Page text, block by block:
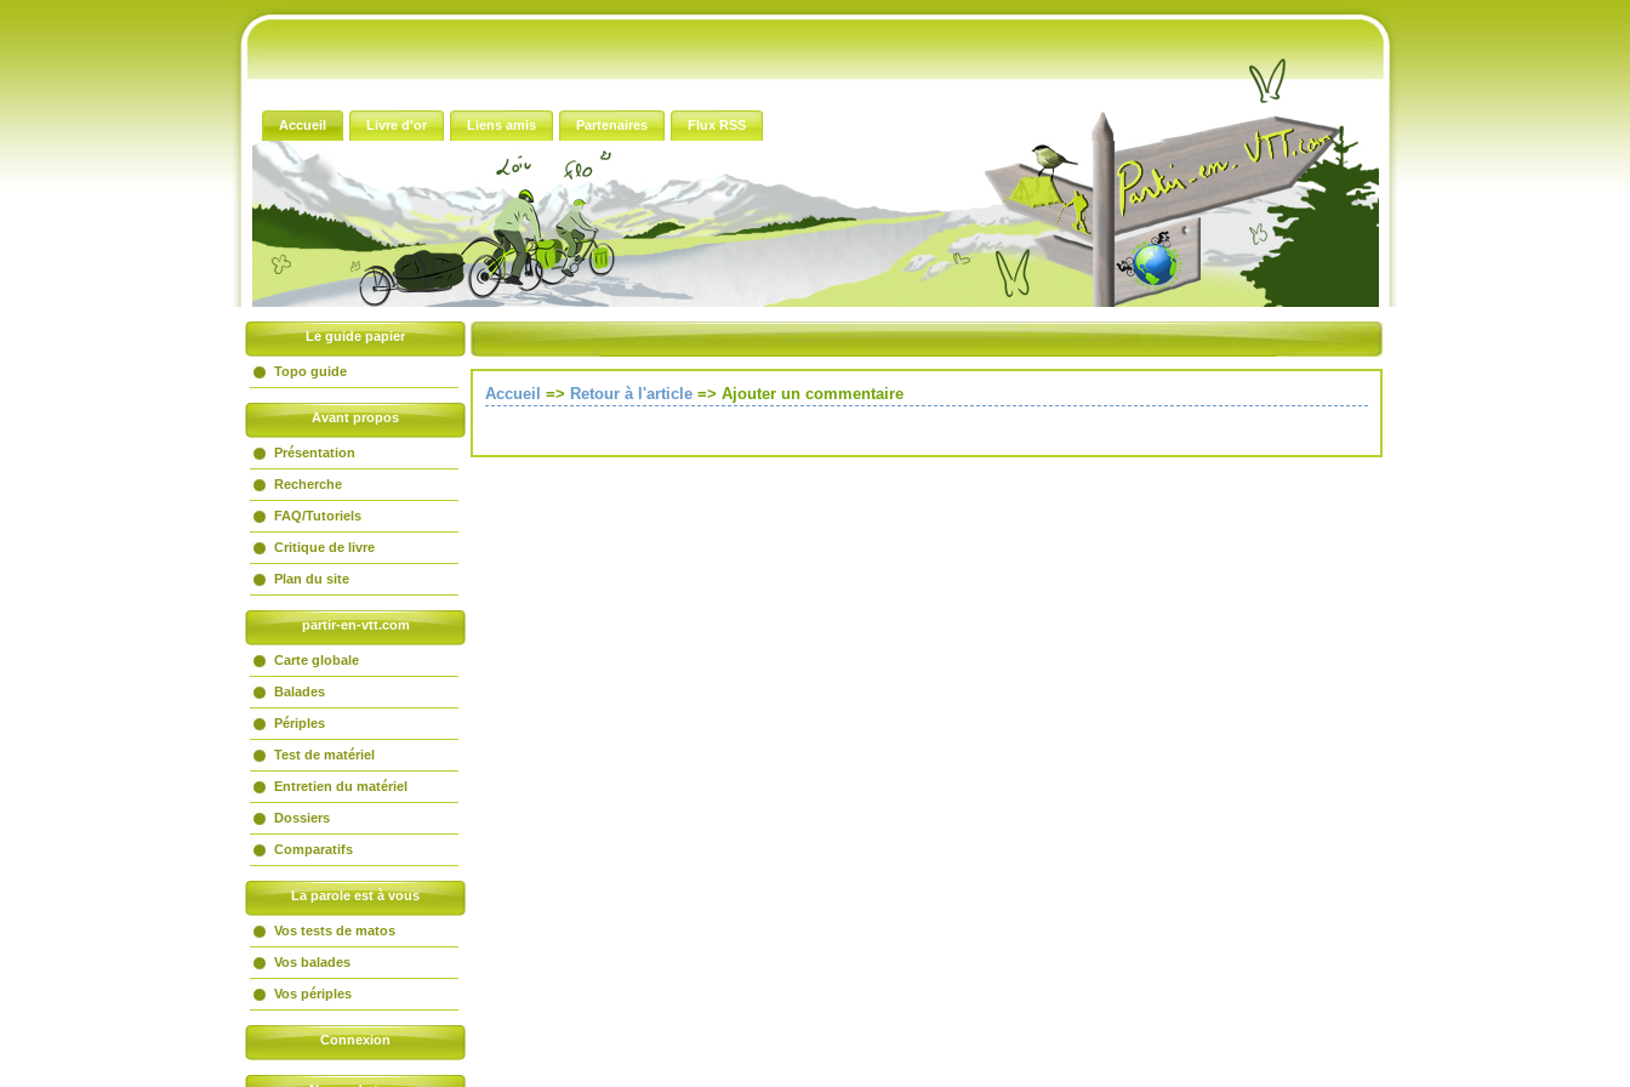
Accueil Livre d'or Liens amis Partenaires Flux RSS
Le guide papier
Topo guide
Avant propos
Présentation
Recherche
FAQ/Tutoriels
Critique de livre
Plan du site
partir-en-vtt.com
Carte globale
Balades
Périples
Test de matériel
Entretien du matériel
Dossiers
Comparatifs
La parole est à vous
Vos tests de matos
Vos balades
Vos périples
Connexion
Accueil => Retour à l'article => Ajouter un commentaire